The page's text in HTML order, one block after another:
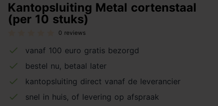
Kantopsluiting Metal cortenstaal
(per 10 stuks)
0 reviews
vanaf 100 euro gratis bezorgd
bestel nu, betaal later
kantopsluiting direct vanaf de leverancier
snel in huis, of levering op afspraak